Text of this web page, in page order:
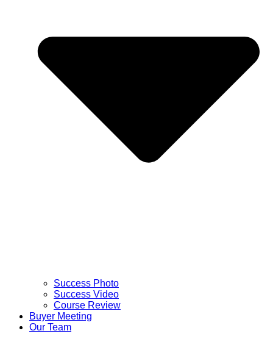
Success Photo
Success Video
Course Review
Buyer Meeting
Our Team